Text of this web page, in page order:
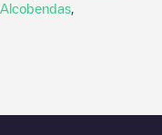
Alcobendas